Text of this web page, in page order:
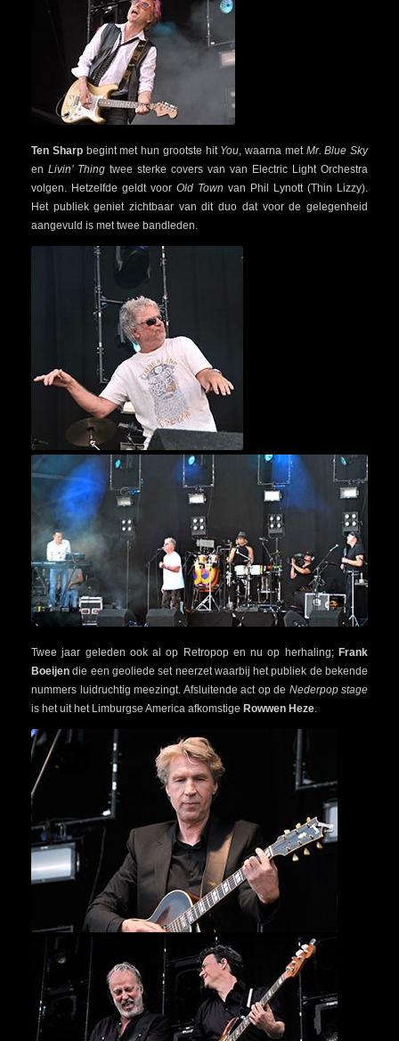
Ten Sharpbegint met hun grootste hit You, waarna met Mr. Blue Sky
en Livin’ Thing twee sterke covers van van Electric Light Orchestra
volgen. Hetzelfde geldt voor Old Town van Phil Lynott (Thin Lizzy).
Het publiek geniet zichtbaar van dit duo dat voor de gelegenheid
aangevuld is met twee bandleden.
Twee jaar geleden ook al op Retropop en nu op herhaling; Frank
Boeijen die een geoliede set neerzet waarbij het publiek de bekende
nummers luidruchtig meezingt. Afsluitende act op de Nederpop stage
is het uit het Limburgse America afkomstige Rowwen Heze